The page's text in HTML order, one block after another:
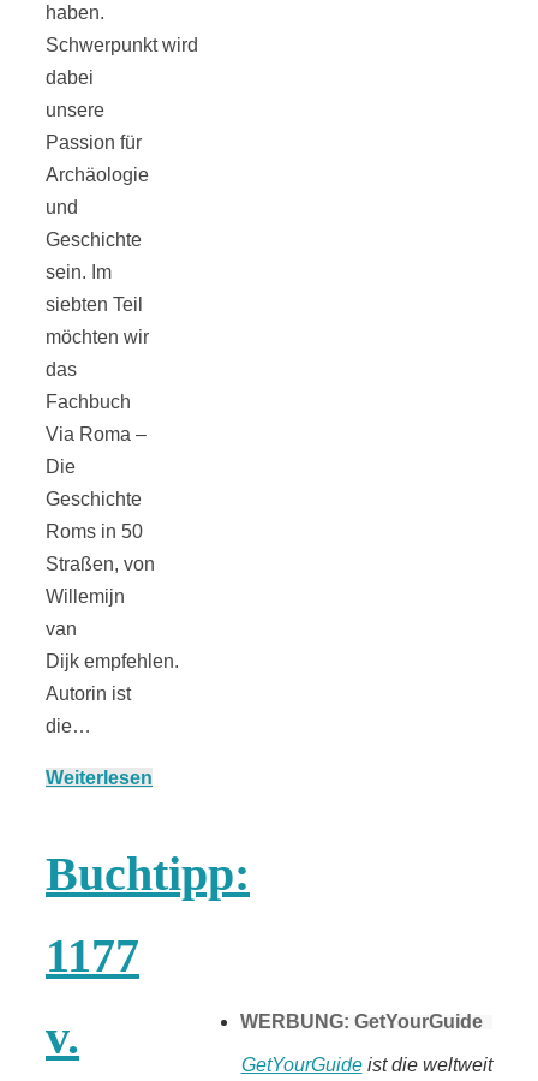
haben.
Schwerpunkt wird
dabei
unsere
Passion für
Archäologie
und
Geschichte
sein. Im
siebten Teil
möchten wir
das
Fachbuch
Via Roma –
Die
Geschichte
Roms in 50
Straßen, von
Willemijn
van
Dijk empfehlen.
Autorin ist
die…
Weiterlesen
Buchtipp:
1177
v.
WERBUNG: GetYourGuide
GetYourGuideist die weltweit